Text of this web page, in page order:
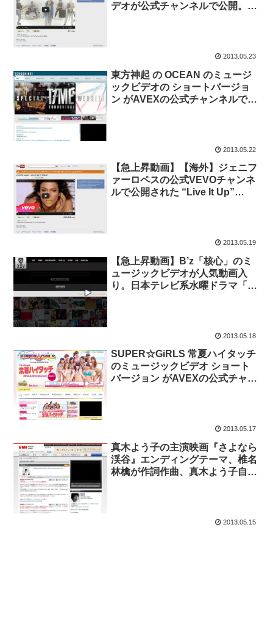
デオが公式チャンネルで公開。東
2013.05.23
東方神起 の OCEAN のミュージ
ックビデオの ショートバージョ
ン がAVEXの公式チャンネルで公
2013.05.22
【急上昇動画】【海外】ジェニフ
ァーロペスの公式VEVOチャンネ
ルで公開された “Live It Up”
2013.05.19
【急上昇動画】B’z「核心」のミ
ュージックビデオが人気動画入
り。日本テレビ系水曜ドラマ「雲
2013.05.18
SUPER☆GiRLS 常夏ハイタッチ
のミュージックビデオ ショート
バージョン がAVEXの公式チャン
2013.05.17
真木よう子の主演映画『さよなら
渓谷』エンディングテーマ、椎名
林檎が­作詞作曲、真木よう子自身
2013.05.15